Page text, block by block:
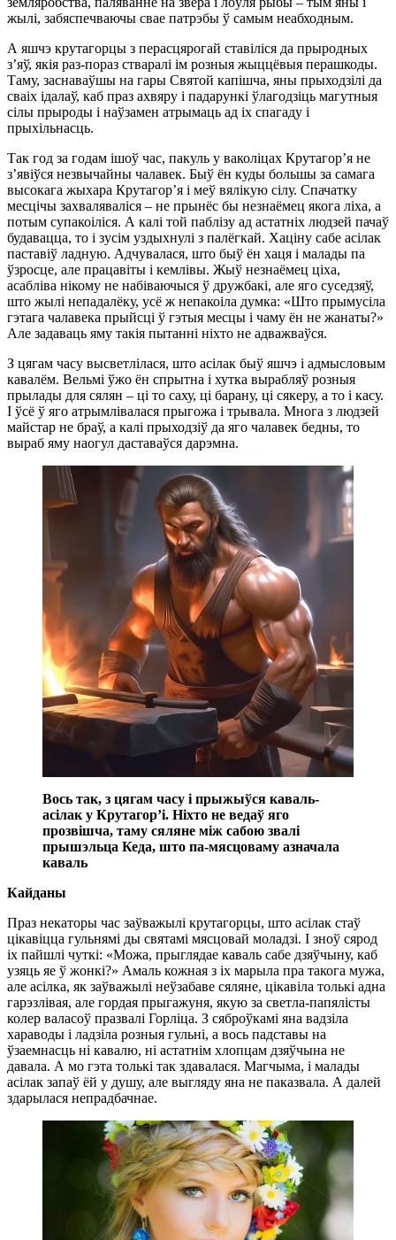
жылі, забяспечваючы свае патрэбы ў самым неабходным.
А яшчэ крутагорцы з перасцярогай ставіліся да прыродных
з’яў, якія раз-пораз стваралі ім розныя жыццёвыя перашкоды.
Таму, заснаваўшы на гары Святой капішча, яны прыходзілі да
сваіх ідалаў, каб праз ахвяру і падарункі ўлагодзіць магутныя
сілы прыроды і наўзамен атрымаць ад іх спагаду і
прыхільнасць.
Так год за годам ішоў час, пакуль у ваколіцах Крутагор’я не
з’явіўся незвычайны чалавек. Быў ён куды большы за самага
высокага жыхара Крутагор’я і меў вялікую сілу. Спачатку
месцічы захваляваліся – не прынёс бы незнаёмец якога ліха, а
потым супакоіліся. А калі той паблізу ад астатніх людзей пачаў
будавацца, то і зусім уздыхнулі з палёгкай. Хаціну сабе асілак
паставіў ладную. Адчувалася, што быў ён хаця і малады па
ўзросце, але працавіты і кемлівы. Жыў незнаёмец ціха,
асабліва нікому не набіваючыся ў дружбакі, але яго суседзяў,
што жылі непадалёку, усё ж непакоіла думка: «Што прымусіла
гэтага чалавека прыйсці ў гэтыя месцы і чаму ён не жанаты?»
Але задаваць яму такія пытанні ніхто не адважваўся.
З цягам часу высветлілася, што асілак быў яшчэ і адмысловым
кавалём. Вельмі ўжо ён спрытна і хутка вырабляў розныя
прылады для сялян – ці то саху, ці барану, ці сякеру, а то і касу.
І ўсё ў яго атрымлівалася прыгожа і трывала. Многа з людзей
майстар не браў, а калі прыходзіў да яго чалавек бедны, то
выраб яму наогул даставаўся дарэмна.
Вось так, з цягам часу і прыжыўся каваль-
асілак у Крутагор’і. Ніхто не ведаў яго
прозвішча, таму сяляне між сабою звалі
прышэльца Кеда, што па-мясцоваму азначала
каваль
Кайданы
Праз некаторы час заўважылі крутагорцы, што асілак стаў
цікавіцца гульнямі ды святамі мясцовай моладзі. І зноў сярод
іх пайшлі чуткі: «Можа, прыглядае каваль сабе дзяўчыну, каб
узяць яе ў жонкі?» Амаль кожная з іх марыла пра такога мужа,
але асілка, як заўважылі неўзабаве сяляне, цікавіла толькі адна
гарэзлівая, але гордая прыгажуня, якую за светла-папялісты
колер валасоў празвалі Горліца. З сяброўкамі яна вадзіла
хараводы і ладзіла розныя гульні, а вось падставы на
ўзаемнасць ні кавалю, ні астатнім хлопцам дзяўчына не
давала. А мо гэта толькі так здавалася. Магчыма, і малады
асілак запаў ёй у душу, але выгляду яна не паказвала. А далей
здарылася непрадбачнае.